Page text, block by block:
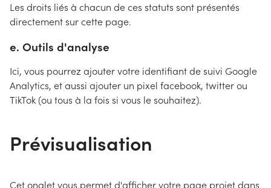
Les droits liés à chacun de ces statuts sont présentés
directement sur cette page.
e. Outils d'analyse
Ici, vous pourrez ajouter votre identifiant de suivi Google
Analytics, et aussi ajouter un pixel facebook, twitter ou
TikTok (ou tous à la fois si vous le souhaitez).
Prévisualisation
Cet onglet vous permet d'afficher votre page projet dans